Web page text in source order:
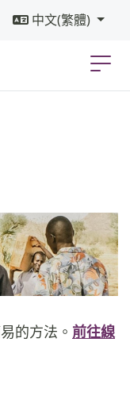
中文(繁體)
的方法。 前往線